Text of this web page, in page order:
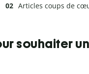
Articles coups de
souhaiter